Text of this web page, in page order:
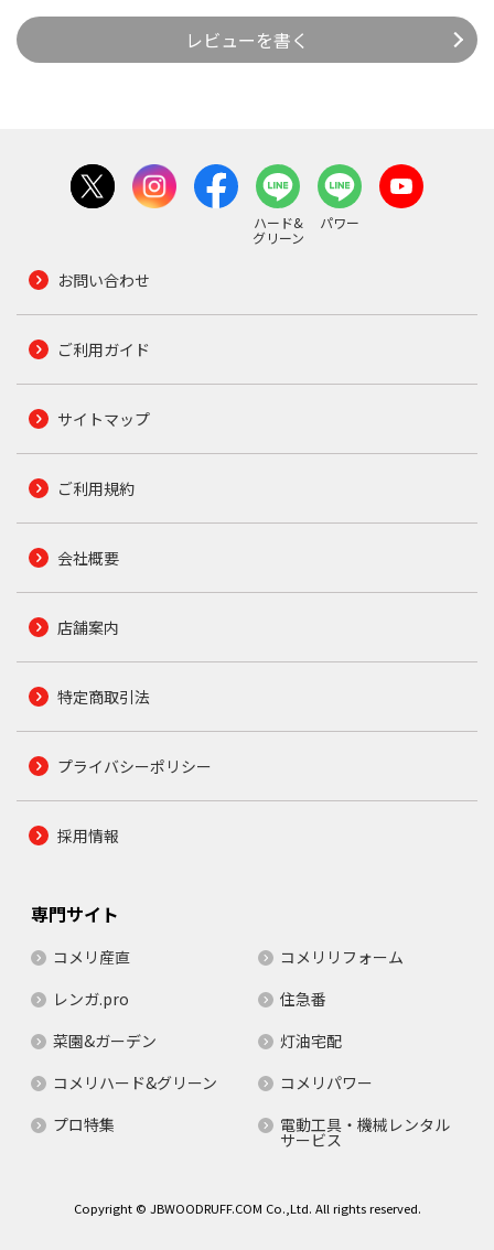
レビューを書く
ハード&
グリーン
パワー
お問い合わせ
ご利用ガイド
サイトマップ
ご利用規約
会社概要
店舗案内
特定商取引法
プライバシーポリシー
採用情報
専門サイト
コメリ産直
コメリリフォーム
レンガ.pro
住急番
菜園&ガーデン
灯油宅配
コメリハード&グリーン
コメリパワー
プロ特集
電動工具・機械レンタル
サービス
Copyright © JBWOODRUFF.COM Co.,Ltd. All rights reserved.